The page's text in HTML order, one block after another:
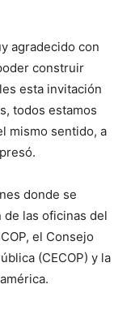
agradecido con
construir
esta invitación
todos estamos
mismo sentido, a
donde se
las oficinas del
el Consejo
(CECOP) y la